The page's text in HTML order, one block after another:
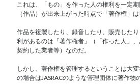
これは、「もの」を作った人の権利を一定
（作品）が出来上がった時点で「著作権」は
作品を複製したり、録音したり、販売した
利があるのは「著作権者」（「作った人」
契約した業者等）なのだ。
しかし、著作権を管理するということは大
の場合はJASRACのような管理団体に著作物